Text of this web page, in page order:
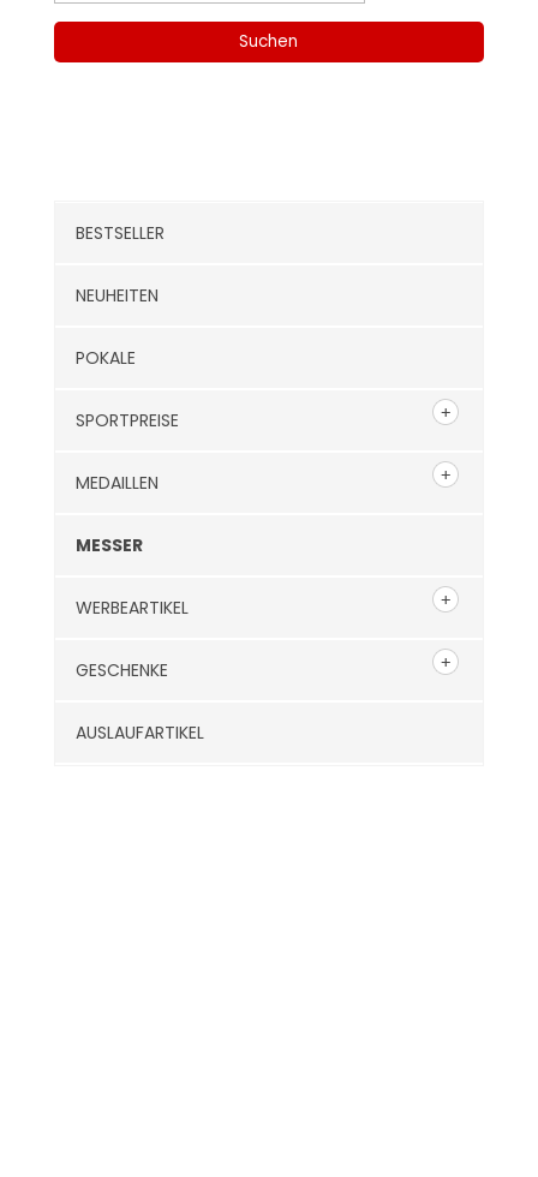
Suchen
BESTSELLER
NEUHEITEN
POKALE
SPORTPREISE
MEDAILLEN
MESSER
WERBEARTIKEL
GESCHENKE
AUSLAUFARTIKEL